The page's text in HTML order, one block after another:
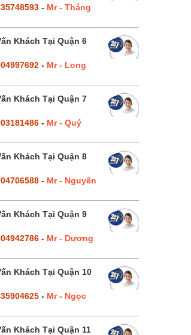
- Mr - Thắng
Khách Tại Quận 6
- Mr - Long
Khách Tại Quận 7
- Mr - Quý
Khách Tại Quận 8
- Mr - Nguyên
Khách Tại Quận 9
- Mr - Dương
Khách Tại Quận 10
- Mr - Ngọc
Khách Tại Quận 11